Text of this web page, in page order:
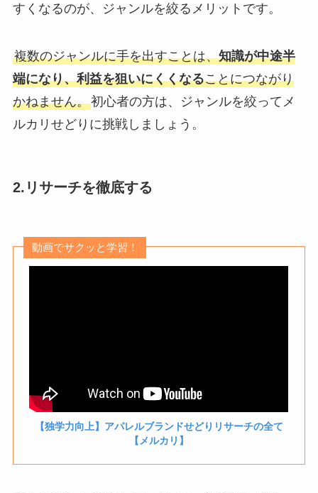
すくなるのが、ジャンルを絞るメリットです。
複数のジャンルに手を出すことは、知識が中途半
端になり、利益を狙いにくくなることにつながり
かねません。初心者の方は、ジャンルを絞ってメ
ルカリせどりに挑戦しましょう。
2.リサーチを徹底する
動画でサクッと学習！
【独学力向上】アパレルブランドせどりリサーチの全て
【メルカリ】